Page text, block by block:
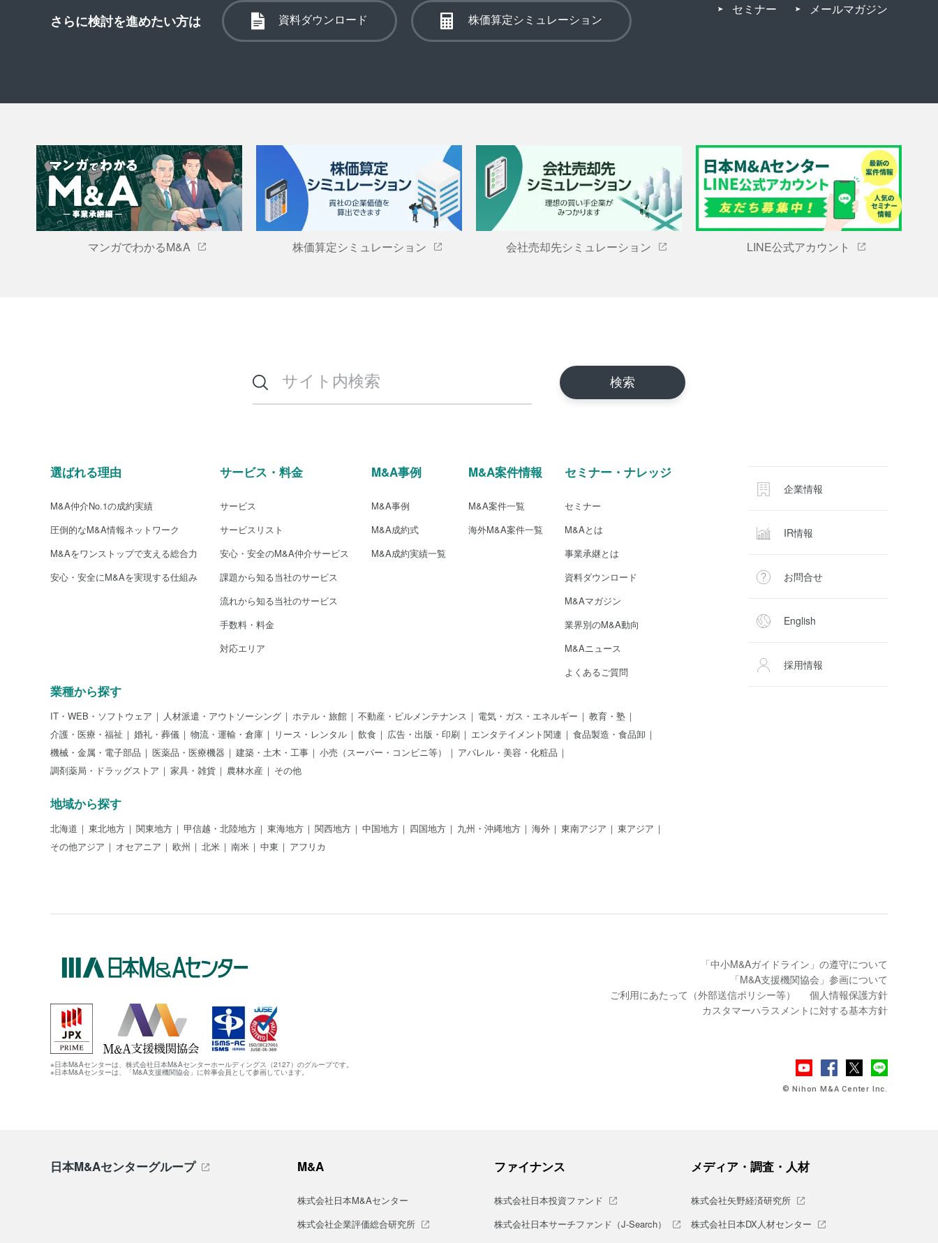
さらに検討を進めたい方は 資料ダウンロード 株価算定シミュレーション
セミナー メールマガジン
マンガでわかるM&A 株価算定シミュレーション 会社売却先シミュレーション LINE公式アカウント
選ばれる理由
M&A仲介No.1の成約実績
圧倒的なM&A情報ネットワーク
M&Aをワンストップで支える総合力
安心・安全にM&Aを実現する仕組み
サービス・料金
サービス
サービスリスト
安心・安全のM&A仲介サービス
課題から知る当社のサービス
流れから知る当社のサービス
手数料・料金
対応エリア
M&A事例
M&A事例
M&A成約式
M&A成約実績一覧
M&A案件情報
M&A案件一覧
海外M&A案件一覧
セミナー・ナレッジ
セミナー
M&Aとは
事業承継とは
資料ダウンロード
M&Aマガジン
業界別のM&A動向
M&Aニュース
よくあるご質問
業種から探す
IT・WEB・ソフトウェア 人材派遣・アウトソーシング ホテル・旅館 不動産・ビルメンテナンス 電気・ガス・エネルギー
教育・塾
介護・医療・福祉
婚礼・葬儀 物流・運輸・倉庫 リース・レンタル 飲食 広告・出版・印刷 エンタテイメント関連
食品製造・食品卸
機械・金属・電子部品
医薬品・医療機器 建築・土木・工事 小売（スーパー・コンビニ等）
アパレル・美容・化粧品
調剤薬局・ドラッグストア
家具・雑貨 農林水産 その他
地域から探す
北海道 東北地方 関東地方 甲信越・北陸地方 東海地方 関西地方 中国地方 四国地方 九州・沖縄地方 海外 東南アジア
東アジア
その他アジア
オセアニア 欧州 北米 南米 中東 アフリカ
企業情報
IR情報
お問合せ
English
採用情報
※日本M&Aセンターは、株式会社日本M&Aセンターホールディングス（2127）のグループです。
※日本M&Aセンターは、「M&A支援機関協会」に幹事会員として参画しています。
「中小M&Aガイドライン」の遵守について
「M&A支援機関協会」参画について
ご利用にあたって（外部送信ポリシー等）
個人情報保護方針
カスタマーハラスメントに対する基本方針
© Nihon M&A Center Inc.
日本M&Aセンターグループ M&A
株式会社日本M&Aセンター
株式会社企業評価総合研究所
ファイナンス
株式会社日本投資ファンド
株式会社日本サーチファンド（J-Search）
メディア・調査・人材
株式会社矢野経済研究所
株式会社日本DX人材センター